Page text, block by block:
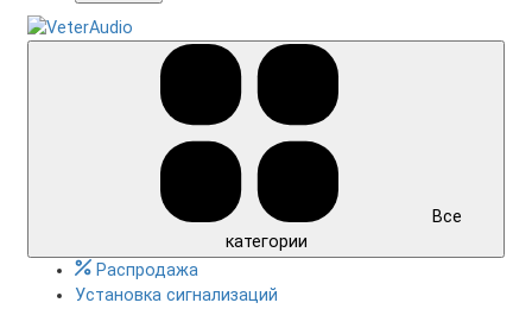
Все
категории
Распродажа
Установка сигнализаций